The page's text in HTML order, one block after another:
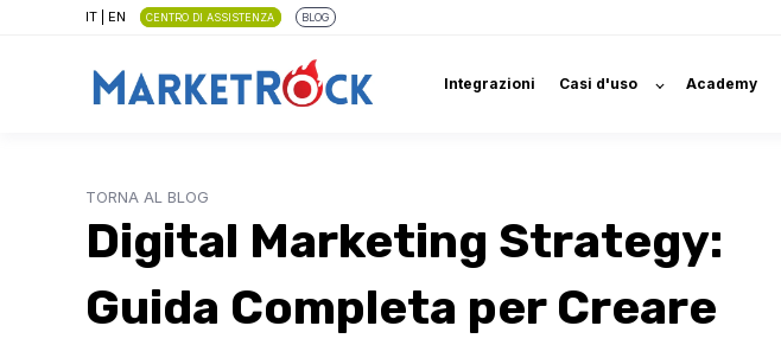
IT EN CENTRO DI ASSISTENZA BLOG
Integrazioni Casi d'uso Academy
TORNA AL BLOG
Digital Marketing Strategy:
Guida Completa per Creare